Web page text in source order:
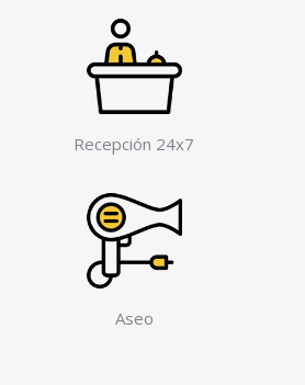
Recepción 24x7
Aseo